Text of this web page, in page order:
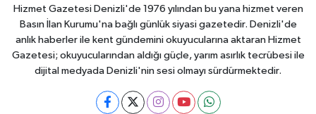
Hizmet Gazetesi Denizli'de 1976 yılından bu yana hizmet veren
Basın İlan Kurumu'na bağlı günlük siyasi gazetedir. Denizli'de
anlık haberler ile kent gündemini okuyucularına aktaran Hizmet
Gazetesi; okuyucularından aldığı güçle, yarım asırlık tecrübesi ile
dijital medyada Denizli'nin sesi olmayı sürdürmektedir.